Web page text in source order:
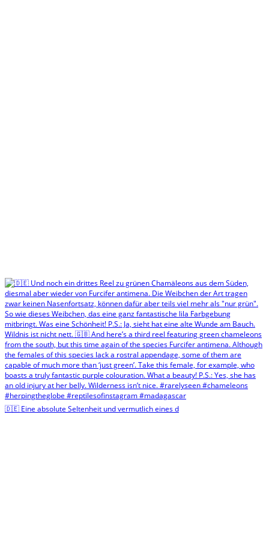
🇩🇪 Eine absolute Seltenheit und vermutlich eines d